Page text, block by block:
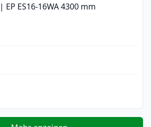
ES16-16WA 4300 mm